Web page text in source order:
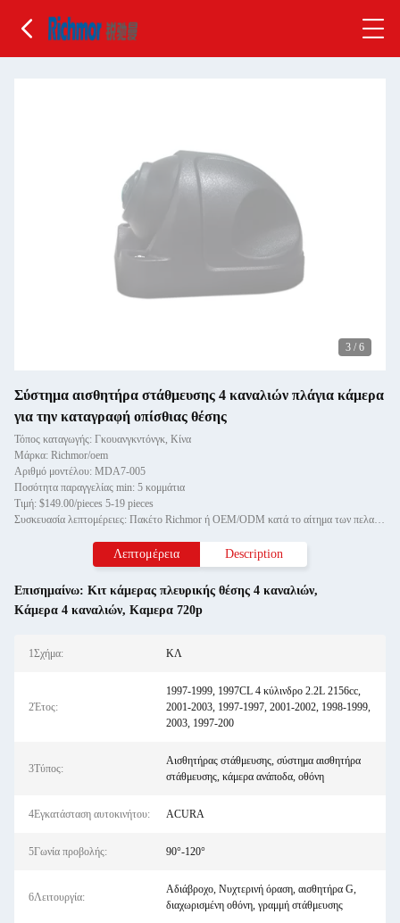
3 / 6
Σύστημα αισθητήρα στάθμευσης 4 καναλιών πλάγια κάμερα
για την καταγραφή οπίσθιας θέσης
Τόπος καταγωγής: Γκουανγκντόνγκ, Κίνα
Μάρκα: Richmor/oem
Αριθμό μοντέλου: MDA7-005
Ποσότητα παραγγελίας min: 5 κομμάτια
Τιμή: $149.00/pieces 5-19 pieces
Συσκευασία λεπτομέρειες: Πακέτο Richmor ή OEM/ODM κατά το αίτημα των πελατών
Λεπτομέρεια Description
Επισημαίνω: Κιτ κάμερας πλευρικής θέσης 4 καναλιών,
Κάμερα 4 καναλιών, Καμερα 720p
1Σχήμα: ΚΛ
2Έτος:
1997-1999, 1997CL 4 κύλινδρο 2.2L 2156cc,
2001-2003, 1997-1997, 2001-2002, 1998-1999,
2003, 1997-200
3Τύπος:
Αισθητήρας στάθμευσης, σύστημα αισθητήρα
στάθμευσης, κάμερα ανάποδα, οθόνη
4Εγκατάσταση αυτοκινήτου: ACURA
5Γωνία προβολής: 90°-120°
6Λειτουργία:
Αδιάβροχο, Νυχτερινή όραση, αισθητήρα G,
διαχωρισμένη οθόνη, γραμμή στάθμευσης